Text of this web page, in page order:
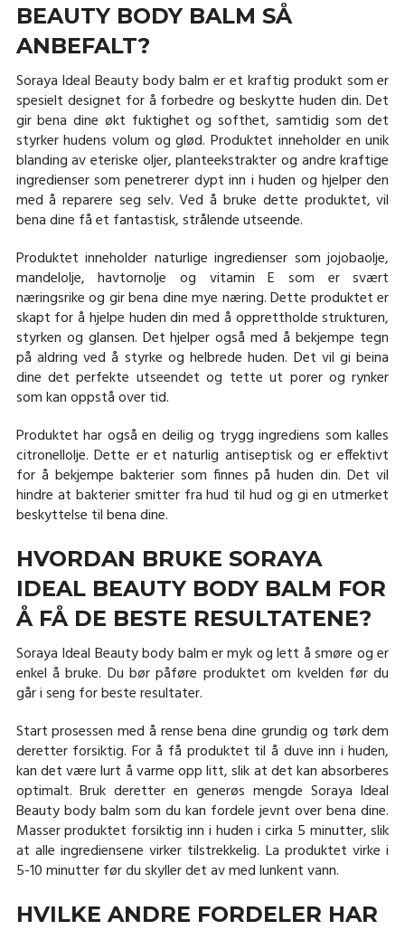
BEAUTY BODY BALM SÅ
ANBEFALT?
Soraya Ideal Beauty body balm er et kraftig produkt som er
spesielt designet for å forbedre og beskytte huden din. Det
gir bena dine økt fuktighet og softhet, samtidig som det
styrker hudens volum og glød. Produktet inneholder en unik
blanding av eteriske oljer, planteekstrakter og andre kraftige
ingredienser som penetrerer dypt inn i huden og hjelper den
med å reparere seg selv. Ved å bruke dette produktet, vil
bena dine få et fantastisk, strålende utseende.
Produktet inneholder naturlige ingredienser som jojobaolje,
mandelolje, havtornolje og vitamin E som er svært
næringsrike og gir bena dine mye næring. Dette produktet er
skapt for å hjelpe huden din med å opprettholde strukturen,
styrken og glansen. Det hjelper også med å bekjempe tegn
på aldring ved å styrke og helbrede huden. Det vil gi beina
dine det perfekte utseendet og tette ut porer og rynker
som kan oppstå over tid.
Produktet har også en deilig og trygg ingrediens som kalles
citronellolje. Dette er et naturlig antiseptisk og er effektivt
for å bekjempe bakterier som finnes på huden din. Det vil
hindre at bakterier smitter fra hud til hud og gi en utmerket
beskyttelse til bena dine.
HVORDAN BRUKE SORAYA
IDEAL BEAUTY BODY BALM FOR
Å FÅ DE BESTE RESULTATENE?
Soraya Ideal Beauty body balm er myk og lett å smøre og er
enkel å bruke. Du bør påføre produktet om kvelden før du
går i seng for beste resultater.
Start prosessen med å rense bena dine grundig og tørk dem
deretter forsiktig. For å få produktet til å duve inn i huden,
kan det være lurt å varme opp litt, slik at det kan absorberes
optimalt. Bruk deretter en generøs mengde Soraya Ideal
Beauty body balm som du kan fordele jevnt over bena dine.
Masser produktet forsiktig inn i huden i cirka 5 minutter, slik
at alle ingrediensene virker tilstrekkelig. La produktet virke i
5-10 minutter før du skyller det av med lunkent vann.
HVILKE ANDRE FORDELER HAR